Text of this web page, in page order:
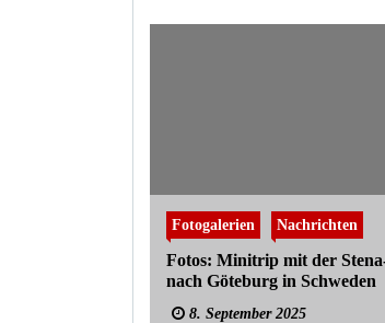
Fotogalerien Nachrichten
Fotos: Minitrip mit der
nach Göteburg in Schweden
8. September 2025